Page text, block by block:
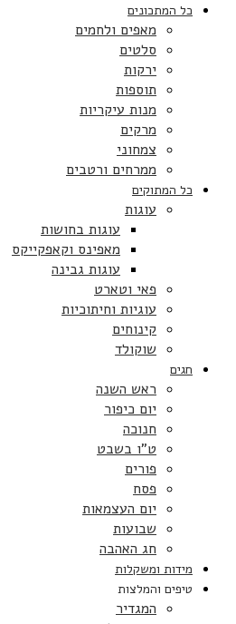
כל המתכונים
מאפים ולחמים
סלטים
ירקות
תוספות
מנות עיקריות
מרקים
צמחוני
ממרחים ורטבים
כל המתוקים
עוגות
עוגות בחושות
מאפינס וקאפקייקס
עוגות גבינה
פאי וטארט
עוגיות וחיתוכיות
קינוחים
שוקולד
חגים
ראש השנה
יום כיפור
חנוכה
ט”ו בשבט
פורים
פסח
יום העצמאות
שבועות
חג האהבה
מידות ומשקלות
טיפים והמלצות
המגדיר